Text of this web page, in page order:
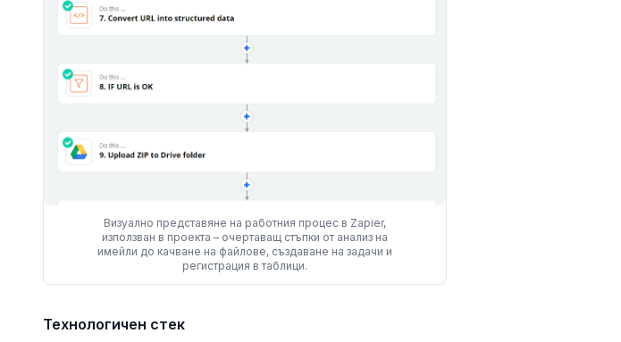
Визуално представяне на работния процес в Zapier,
използван в проекта – очертаващ стъпки от анализ на
имейли до качване на файлове, създаване на задачи и
регистрация в таблици.
Технологичен стек